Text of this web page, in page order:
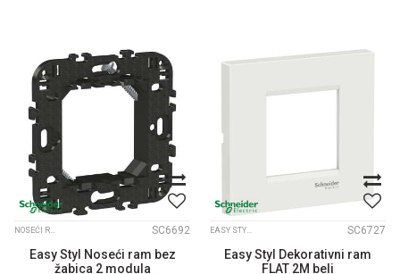
NOSEĆI RAMOVI ZA EASY STYL MODULE SC6692
Easy Styl Noseći ram bez
žabica 2 modula
EASY STYL DEKORATIVNI RAMOVI FLAT SC6727
Easy Styl Dekorativni ram
FLAT 2M beli